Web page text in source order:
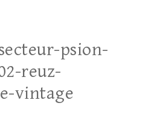
psion-
reuz-
vintage